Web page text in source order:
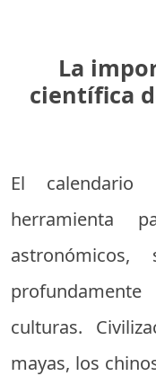
La
científica
El
herramienta
culturas.
mayas, los